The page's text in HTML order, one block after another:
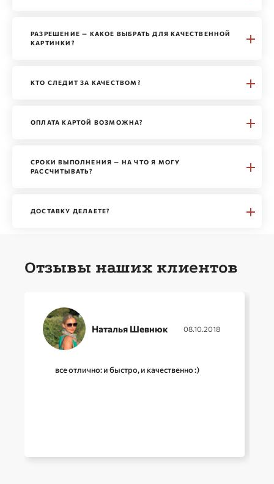
РАЗРЕШЕНИЕ — КАКОЕ ВЫБРАТЬ ДЛЯ КАЧЕСТВЕННОЙ
КАРТИНКИ?
КТО СЛЕДИТ ЗА КАЧЕСТВОМ?
ОПЛАТА КАРТОЙ ВОЗМОЖНА?
СРОКИ ВЫПОЛНЕНИЯ — НА ЧТО Я МОГУ
РАССЧИТЫВАТЬ?
ДОСТАВКУ ДЕЛАЕТЕ?
Отзывы наших клиентов
Наталья Шевнюк 08.10.2018
все отлично: и быстро, и качественно :)